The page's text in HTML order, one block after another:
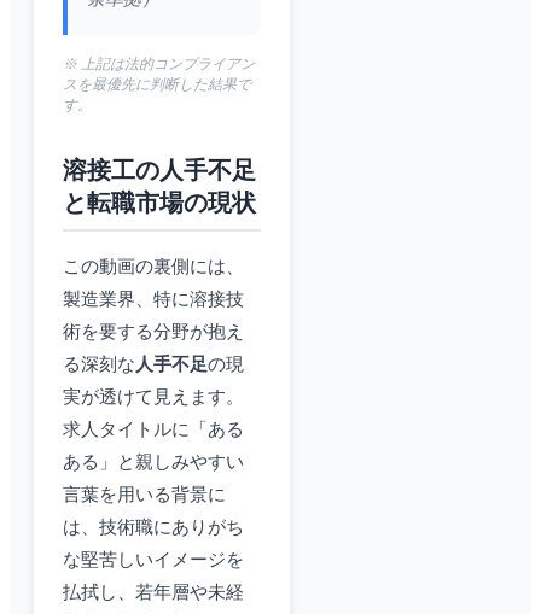
※ 上記は法的コンプライアン
スを最優先に判断した結果で
す。
溶接工の人手不足
と転職市場の現状
この動画の裏側には、
製造業界、特に溶接技
術を要する分野が抱え
る深刻な 人手不足の現
実が透けて見えます。
求人タイトルに「ある
ある」と親しみやすい
言葉を用いる背景に
は、技術職にありがち
な堅苦しいイメージを
払拭し、若年層や未経